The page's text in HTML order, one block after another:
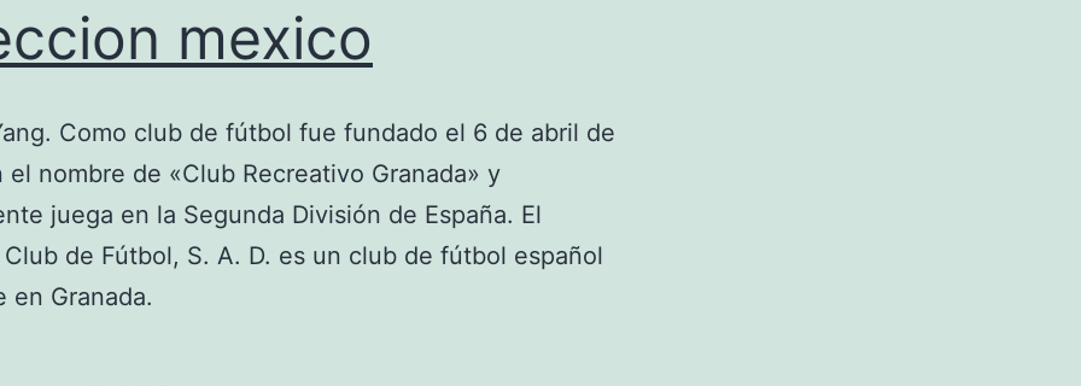
mexico
Como club de fútbol fue fundado el 6 de abril de
el nombre de «Club Recreativo Granada» y
juega en la Segunda División de España. El
Club de Fútbol, S. A. D. es un club de fútbol español
en Granada.